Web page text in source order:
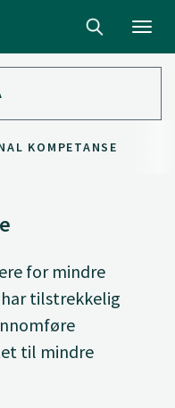
KOMPETANSE
for mindre
tilstrekkelig
til mindre